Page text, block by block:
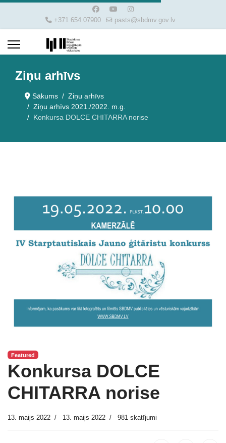
+371 654 07900 pasts@sbdmv.gov.lv
Ziņu arhīvs
Sākums
Ziņu arhīvs
Ziņu arhīvs 2021./2022. m.g.
Konkursa DOLCE CHITARRA norise
Featured
Konkursa DOLCE
CHITARRA norise
13. maijs 2022 13. maijs 2022 981 skatījumi